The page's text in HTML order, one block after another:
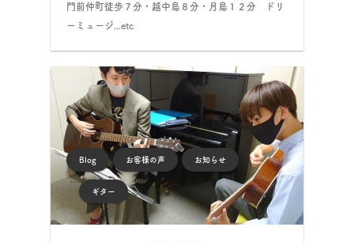
門前仲町徒歩７分・越中島８分・月島１２分 ドリ
ーミュージ...etc
Blog お客様の声 お知らせ
ギター